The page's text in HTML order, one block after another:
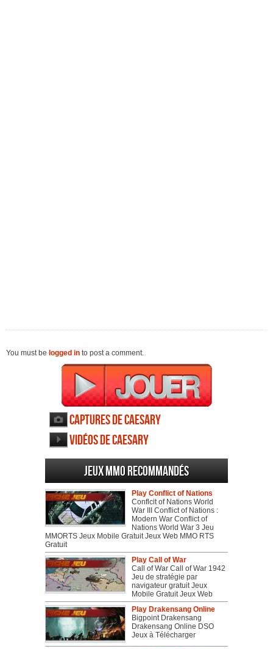
You must be logged in to post a comment.
Captures de Caesary
Vidéos de Caesary
Jeux MMO recommandés
Play Conflict of Nations
Conflcit of Nations World
War III Conflict of Nations :
Modern War Conflict of
Nations World War 3 Jeu
MMORTS Jeux Mobile Gratuit Jeux Web MMO RTS
Gratuit
Play Call of War
Call of War Call of War 1942
Jeu de stratégie par
navigateur gratuit Jeux
Mobile Gratuit Jeux Web
Play Drakensang Online
Bigpoint Drakensang
Drakensang Online DSO
Jeux à Télécharger